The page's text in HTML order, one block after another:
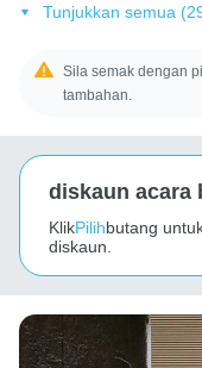
Tunjukkan semua
Sila semak dengan
tambahan.
diskaun acara
KlikPilihbutang
diskaun.